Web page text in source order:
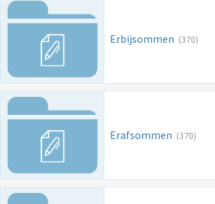
Erbijsommen (370)
Erafsommen (370)